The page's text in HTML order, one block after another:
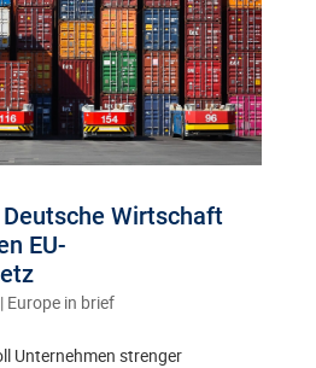
Wirtschaft
EU-
Europe in brief
Unternehmen strenger